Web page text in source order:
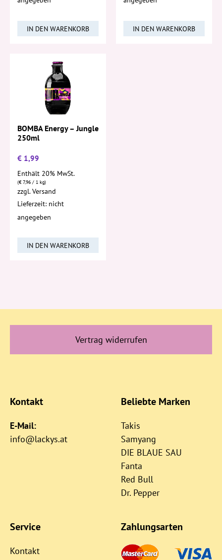
IN DEN WARENKORB IN DEN WARENKORB
BOMBA Energy – Jungle
250ml
€ 1,99
Enthält 20% MwSt.
(€7,96 / 1 kg)
zzgl.Versand
Lieferzeit: nicht
angegeben
IN DEN WARENKORB
Vertrag widerrufen
Kontakt
E-Mail:
info@lackys.at
Beliebte Marken
Takis
Samyang
DIE BLAUE SAU
Fanta
Red Bull
Dr. Pepper
Service
Kontakt
Zahlungsarten